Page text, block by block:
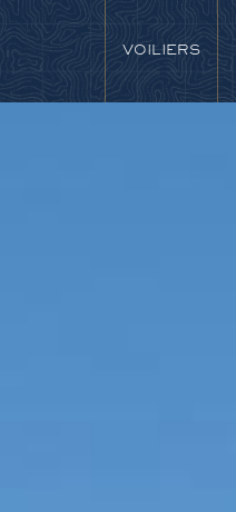
VOILIERS